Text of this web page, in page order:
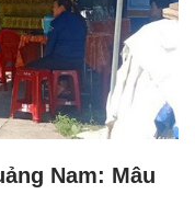
Nam: Mâu